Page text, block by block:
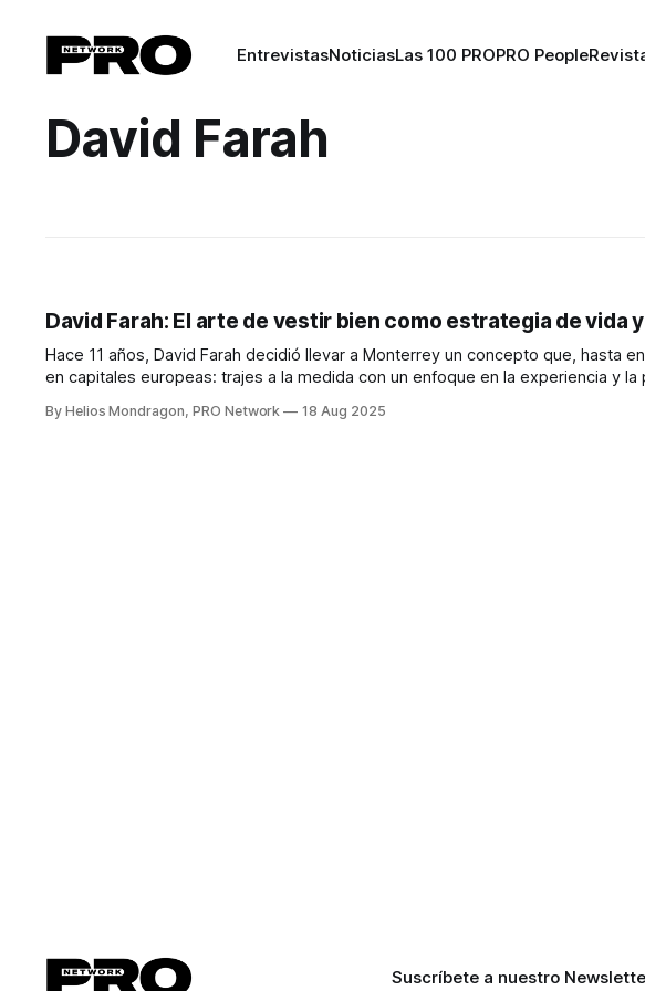
EntrevistasNoticiasLas 100 PROPRO People
David Farah
David Farah: El arte de vestir bien como estrategia de vida
Hace 11 años, David Farah decidió llevar a Monterrey un concepto que, hasta
en capitales europeas: trajes a la medida con un enfoque en la experiencia y la
By Helios Mondragon, PRO Network 18 Aug 2025
Suscríbete a nuestro